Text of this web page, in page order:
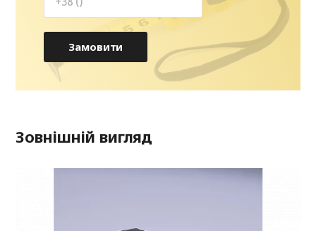
Замовити
Зовнішній вигляд